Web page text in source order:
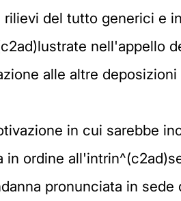
del tutto generici e
nell'appello
alle altre deposizioni
in cui sarebbe
in ordine
pronunciata in sede